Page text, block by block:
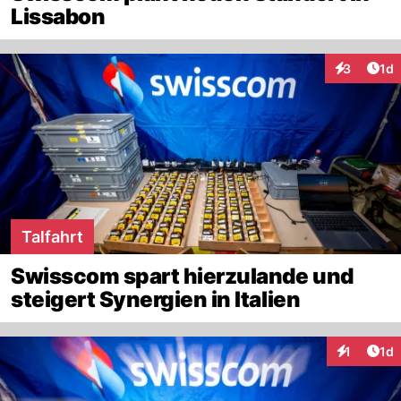
Lissabon
3 1d
Talfahrt
Swisscom spart hierzulande und
steigert Synergien in Italien
1 1d